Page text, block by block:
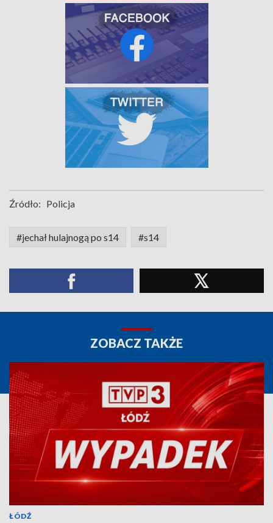
Źródło: Policja
#jechał hulajnogą po s14 #s14
ZOBACZ TAKŻE
ŁÓDŹ